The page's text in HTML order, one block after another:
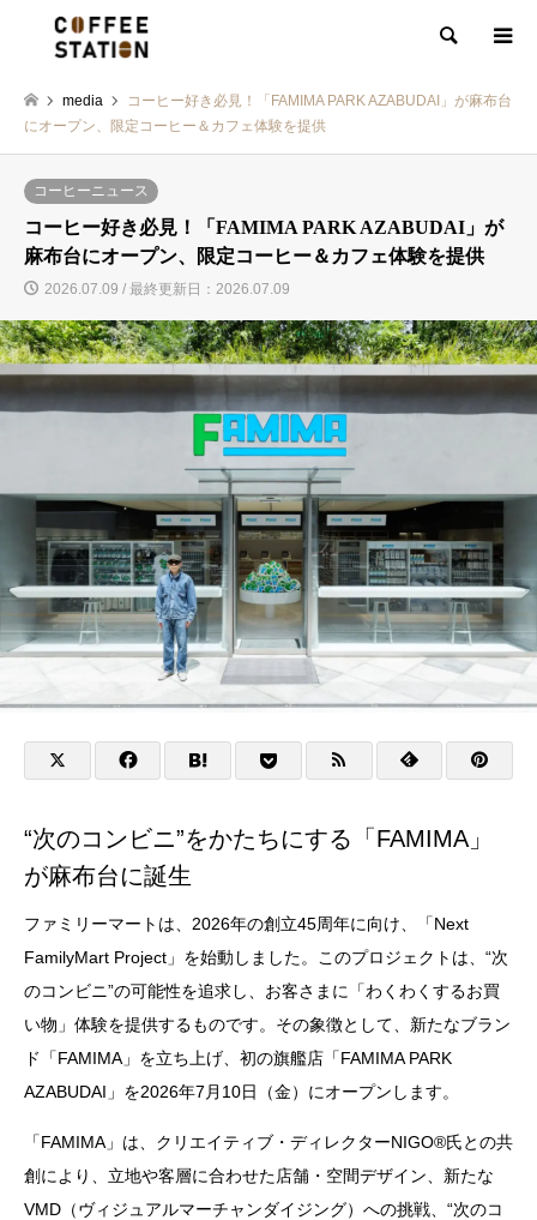
検索
media
コーヒー好き必見！「FAMIMA PARK AZABUDAI」が麻布台
にオープン、限定コーヒー＆カフェ体験を提供
コーヒーニュース
コーヒー好き必見！「FAMIMA PARK AZABUDAI」が
麻布台にオープン、限定コーヒー＆カフェ体験を提供
2026.07.09 / 最終更新日：2026.07.09
“次のコンビニ”をかたちにする「FAMIMA」
が麻布台に誕生
ファミリーマートは、2026年の創立45周年に向け、「Next
FamilyMart Project」を始動しました。このプロジェクトは、“次
のコンビニ”の可能性を追求し、お客さまに「わくわくするお買
い物」体験を提供するものです。その象徴として、新たなブラン
ド「FAMIMA」を立ち上げ、初の旗艦店「FAMIMA PARK
AZABUDAI」を2026年7月10日（金）にオープンします。
「FAMIMA」は、クリエイティブ・ディレクターNIGO®氏との共
創により、立地や客層に合わせた店舗・空間デザイン、新たな
VMD（ヴィジュアルマーチャンダイジング）への挑戦、“次のコ